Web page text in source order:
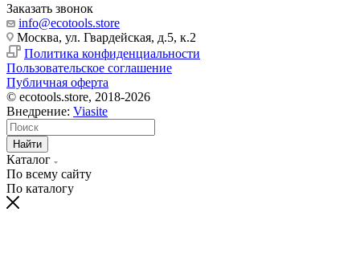
Заказать звонок
info@ecotools.store
Москва, ул. Гвардейская, д.5, к.2
Политика конфиденциальности
Пользовательское соглашение
Публичная оферта
© ecotools.store, 2018-2026
Внедрение: Viasite
Найти
Каталог
По всему сайту
По каталогу